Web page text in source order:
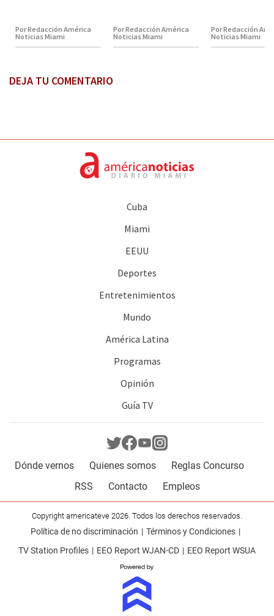
Por Redacción América
Noticias Miami
Por Redacción América
Noticias Miami
Por Redacción
Noticias Miami
DEJA TU COMENTARIO
Cuba
Miami
EEUU
Deportes
Entretenimientos
Mundo
América Latina
Programas
Opinión
Guía TV
Dónde vernos Quienes somos
Reglas Concurso
RSS
Contacto Empleos
Copyright americateve 2026. Todos los derechos reservados.
Política de no discriminación
Términos y Condiciones
TV Station Profiles
EEO Report WJAN-CD EEO Report WSUA